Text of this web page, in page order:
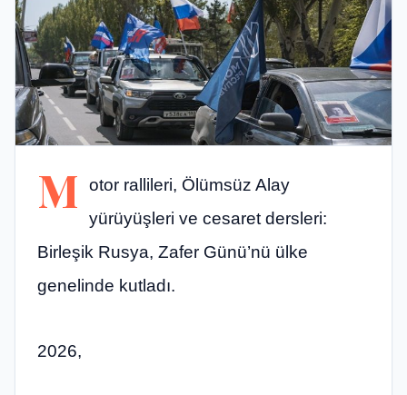
M
otor rallileri, Ölümsüz Alay
yürüyüşleri ve cesaret dersleri:
Birleşik Rusya, Zafer Günü’nü ülke
genelinde kutladı.
2026,